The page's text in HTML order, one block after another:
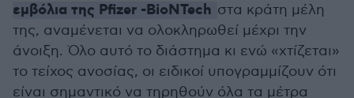
εμβόλια της Pfizer -BioNTech στα κράτη μέλη
της, αναμένεται να ολοκληρωθεί μέχρι την
άνοιξη. Όλο αυτό το διάστημα κι ενώ «χτίζεται»
το τείχος ανοσίας, οι ειδικοί υπογραμμίζουν ότι
είναι σημαντικό να τηρηθούν όλα τα μέτρα